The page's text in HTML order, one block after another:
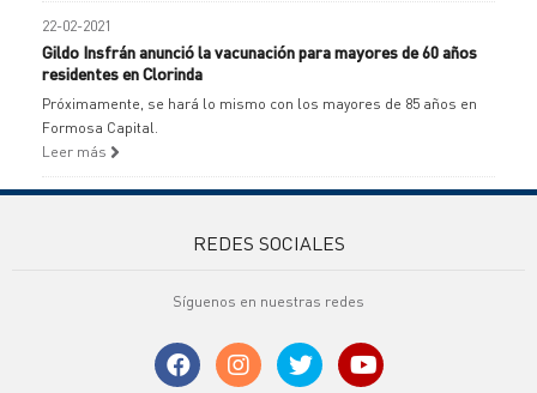
22-02-2021
Gildo Insfrán anunció la vacunación para mayores de 60 años
residentes en Clorinda
Próximamente, se hará lo mismo con los mayores de 85 años en
Formosa Capital.
Leer más
REDES SOCIALES
Síguenos en nuestras redes